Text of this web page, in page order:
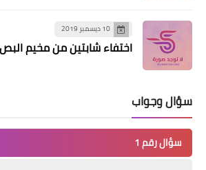
أخبار متنوعة
اختبارات السلامة
10 ديسمبر 2019
اختفاء شابتين من مخيم
سؤال وجواب
سؤال رقم 1